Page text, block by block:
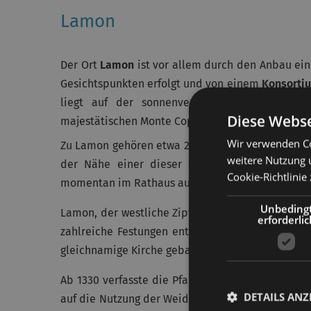
Lamon
Der Ort Lamon ist vor allem durch den Anbau
Gesichtspunkten erfolgt und von einem
liegt auf der sonnenverwöhnten Terrasse
majestätischen Monte Coppolo.
Zu Lamon gehören etwa 20 Fraktionen, von
der Nähe einer dieser Ortsteile, in San
momentan im Rathaus ausgestellt wird.
Lamon, der westliche Zipfel des Feltrino, wurde
zahlreiche Festungen entlang der Via Claudia
gleichnamige Kirche gebaut wurde, die im 12. Jh.
Ab 1330 verfasste die Pfarrei von Lamon eine
auf die Nutzung der Weiden, der Aufzucht des
Diese
Wir verwenden
weitere Nutzung
Cookie-Richtlinie
DETAILS